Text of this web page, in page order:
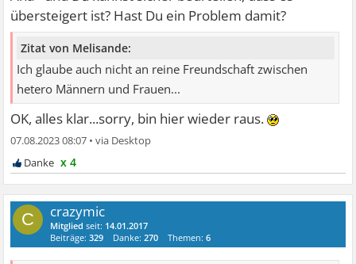
übersteigert ist? Hast Du ein Problem damit?
Zitat von Melisande:
Ich glaube auch nicht an reine Freundschaft zwischen
hetero Männern und Frauen...
OK, alles klar...sorry, bin hier wieder raus.
07.08.2023 08:07 •
x 4
C crazymic
Mitglied seit: 14.01.2017
Beiträge:329 Danke:270 Themen:6